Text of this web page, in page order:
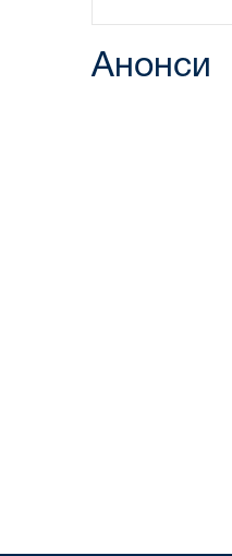
Анонси